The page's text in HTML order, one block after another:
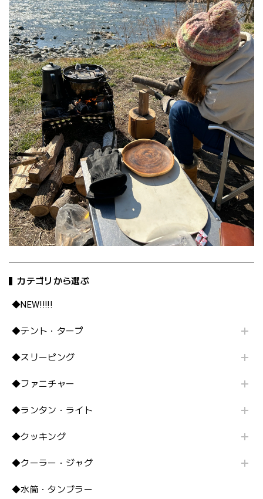
カテゴリから選ぶ
◆NEW!!!!!
◆テント・タープ
◆スリーピング
◆ファニチャー
◆ランタン・ライト
◆クッキング
◆クーラー・ジャグ
◆水筒・タンブラー